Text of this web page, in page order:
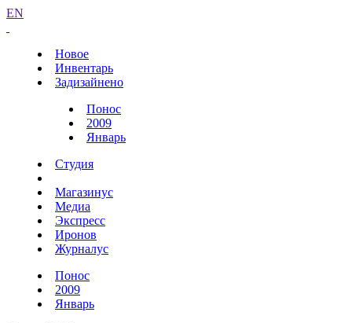
EN
Новое
Инвентарь
Задизайнено
Понос
2009
Январь
Студия
Магазинус
Медиа
Экспресс
Иронов
Журналус
Понос
2009
Январь